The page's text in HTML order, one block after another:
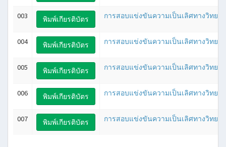
003 พิมพ์เกียรติบัตร การสอบแข่งขันความเป็นเลิศทางวิทย
004 พิมพ์เกียรติบัตร การสอบแข่งขันความเป็นเลิศทางวิทย
005 พิมพ์เกียรติบัตร การสอบแข่งขันความเป็นเลิศทางวิทย
006 พิมพ์เกียรติบัตร การสอบแข่งขันความเป็นเลิศทางวิทย
007 พิมพ์เกียรติบัตร การสอบแข่งขันความเป็นเลิศทางวิทย